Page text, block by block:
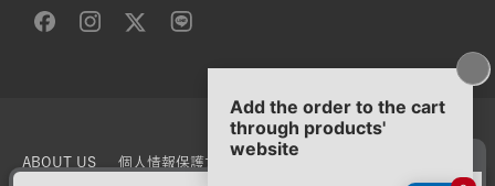
ABOUT US 個人情報保護方針